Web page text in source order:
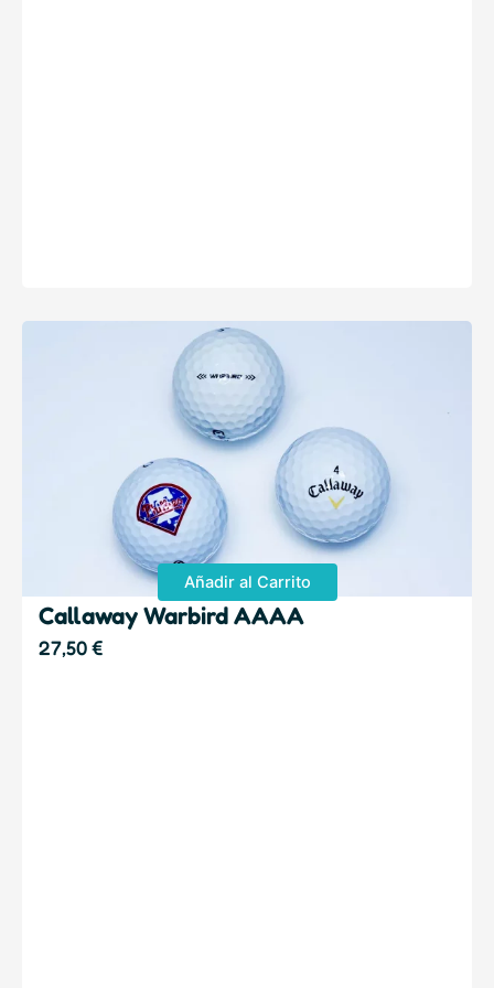
Añadir al Carrito
Callaway Warbird AAAA
27,50€